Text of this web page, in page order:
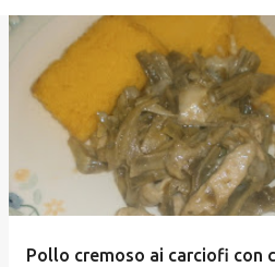
Pollo cremoso ai carciofi con